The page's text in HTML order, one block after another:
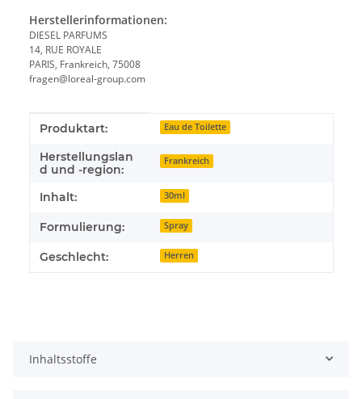
Herstellerinformationen:
DIESEL PARFUMS
14, RUE ROYALE
PARIS, Frankreich, 75008
fragen@loreal-group.com
Produkteigenschaft
Wert
Produktart: Eau de Toilette
Herstellungslan
d und -region:
Frankreich
Inhalt: 30ml
Formulierung: Spray
Geschlecht: Herren
Inhaltsstoffe